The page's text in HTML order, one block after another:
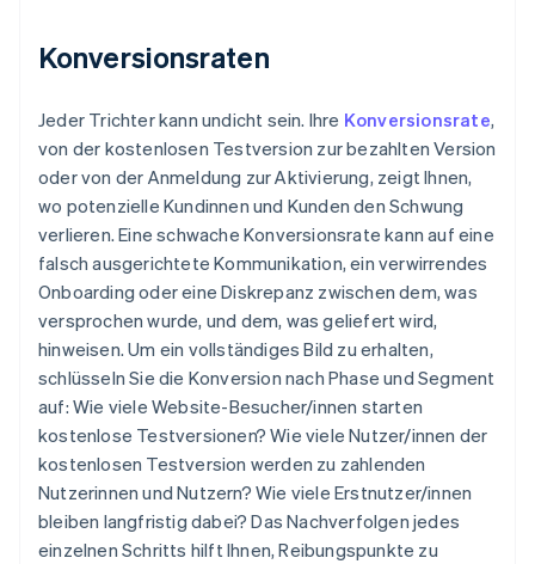
Konversionsraten
Jeder Trichter kann undicht sein. Ihre Konversionsrate,
von der kostenlosen Testversion zur bezahlten Version
oder von der Anmeldung zur Aktivierung, zeigt Ihnen,
wo potenzielle Kundinnen und Kunden den Schwung
verlieren. Eine schwache Konversionsrate kann auf eine
falsch ausgerichtete Kommunikation, ein verwirrendes
Onboarding oder eine Diskrepanz zwischen dem, was
versprochen wurde, und dem, was geliefert wird,
hinweisen. Um ein vollständiges Bild zu erhalten,
schlüsseln Sie die Konversion nach Phase und Segment
auf: Wie viele Website-Besucher/innen starten
kostenlose Testversionen? Wie viele Nutzer/innen der
kostenlosen Testversion werden zu zahlenden
Nutzerinnen und Nutzern? Wie viele Erstnutzer/innen
bleiben langfristig dabei? Das Nachverfolgen jedes
einzelnen Schritts hilft Ihnen, Reibungspunkte zu